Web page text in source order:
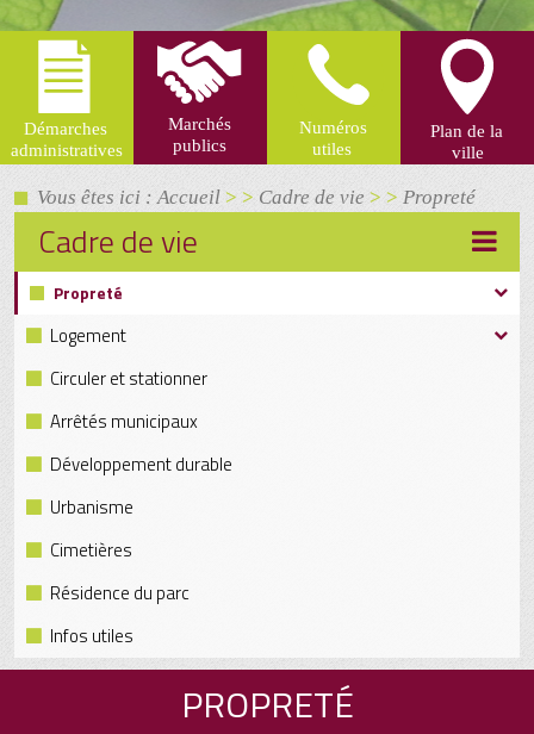
Vous êtes ici : Accueil > > Cadre de vie > > Propreté
Cadre de vie
Propreté
Logement
Circuler et stationner
Arrêtés municipaux
Développement durable
Urbanisme
Cimetières
Résidence du parc
Infos utiles
PROPRETÉ